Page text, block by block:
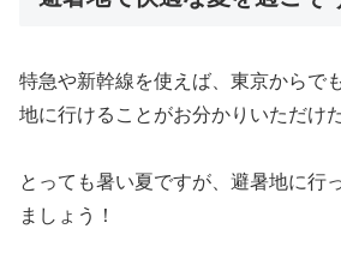
特急や新幹線を使えば、東京からで
地に行けることがお分かりいただけ
とっても暑い夏ですが、避暑地に行
ましょう！